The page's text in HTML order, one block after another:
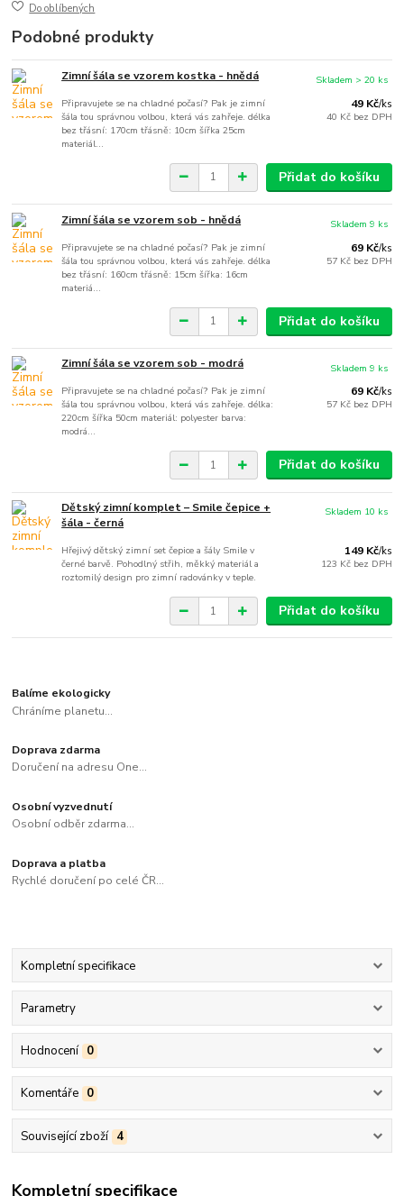
Do oblíbených
Podobné produkty
Zimní šála se vzorem kostka - hnědá
Připravujete se na chladné počasí? Pak je zimní
šála tou správnou volbou, která vás zahřeje. délka
bez třásní: 170cm třásně: 10cm šířka 25cm
materiál...
49 Kč/ks
40 Kč bez DPH
Skladem > 20 ks
Přidat do košíku
Zimní šála se vzorem sob - hnědá
Připravujete se na chladné počasí? Pak je zimní
šála tou správnou volbou, která vás zahřeje. délka
bez třásní: 160cm třásně: 15cm šířka: 16cm
materiá...
69 Kč/ks
57 Kč bez DPH
Skladem 9 ks
Přidat do košíku
Zimní šála se vzorem sob - modrá
Připravujete se na chladné počasí? Pak je zimní
šála tou správnou volbou, která vás zahřeje. délka:
220cm šířka 50cm materiál: polyester barva:
modrá...
69 Kč/ks
57 Kč bez DPH
Skladem 9 ks
Přidat do košíku
Dětský zimní komplet – Smile čepice +
šála - černá
Hřejivý dětský zimní set čepice a šály Smile v
černé barvě. Pohodlný střih, měkký materiál a
roztomilý design pro zimní radovánky v teple.
149 Kč/ks
123 Kč bez DPH
Skladem 10 ks
Přidat do košíku
Balíme ekologicky
Chráníme planetu...
Doprava zdarma
Doručení na adresu One...
Osobní vyzvednutí
Osobní odběr zdarma...
Doprava a platba
Rychlé doručení po celé ČR...
Kompletní specifikace
Parametry
Hodnocení 0
Komentáře 0
Související zboží 4
Kompletní specifikace